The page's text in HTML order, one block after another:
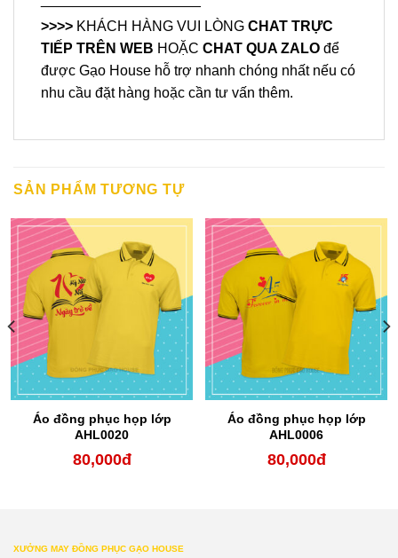
>>>> KHÁCH HÀNG VUI LÒNG CHAT TRỰC
TIẾP TRÊN WEB HOẶC CHAT QUA ZALO để
được Gạo House hỗ trợ nhanh chóng nhất nếu có
nhu cầu đặt hàng hoặc cần tư vấn thêm.
SẢN PHẨM TƯƠNG TỰ
Áo đồng phục họp lớp
AHL0020
80,000đ
Áo đồng phục họp lớp
AHL0006
80,000đ
XƯỞNG MAY ĐỒNG PHỤC GẠO HOUSE